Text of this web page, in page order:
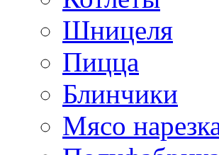
Шницеля
Пицца
Блинчики
Мясо